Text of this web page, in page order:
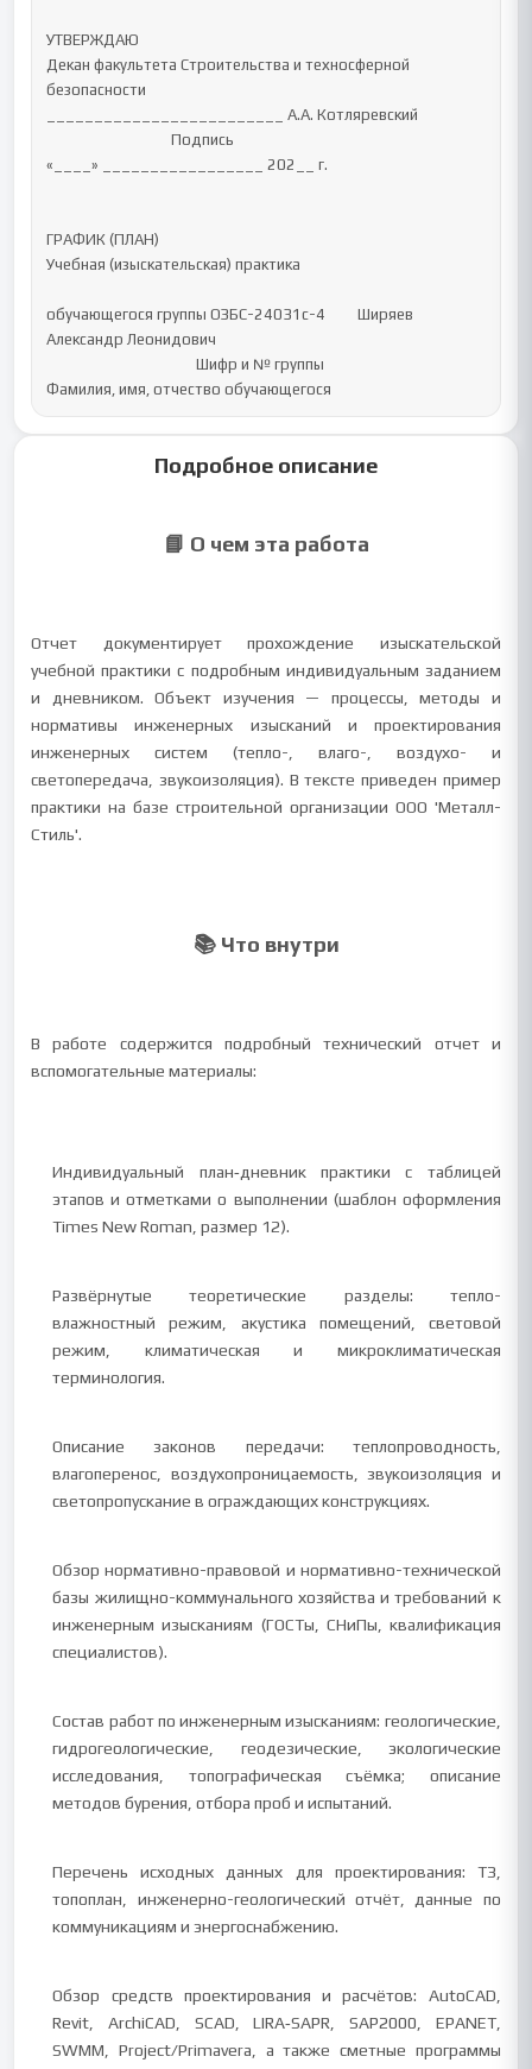
УТВЕРЖДАЮ
Декан факультета Строительства и техносферной
безопасности
_________________________ А.А. Котляревский
                                   Подпись
«____» _________________ 202__ г.
ГРАФИК (ПЛАН)
Учебная (изыскательская) практика
обучающегося группы ОЗБС-24031с-4         Ширяев
Александр Леонидович
                                          Шифр и № группы
Фамилия, имя, отчество обучающегося
Подробное описание
📘 О чем эта работа
Отчет документирует прохождение изыскательской
учебной практики с подробным индивидуальным заданием
и дневником. Объект изучения — процессы, методы и
нормативы инженерных изысканий и проектирования
инженерных систем (тепло-, влаго-, воздухо- и
светопередача, звукоизоляция). В тексте приведен пример
практики на базе строительной организации ООО 'Металл-
Стиль'.
📚 Что внутри
В работе содержится подробный технический отчет и
вспомогательные материалы:
Индивидуальный план‑дневник практики с таблицей
этапов и отметками о выполнении (шаблон оформления
Times New Roman, размер 12).
Развёрнутые теоретические разделы: тепло-
влажностный режим, акустика помещений, световой
режим, климатическая и микроклиматическая
терминология.
Описание законов передачи: теплопроводность,
влагоперенос, воздухопроницаемость, звукоизоляция и
светопропускание в ограждающих конструкциях.
Обзор нормативно-правовой и нормативно-технической
базы жилищно-коммунального хозяйства и требований к
инженерным изысканиям (ГОСТы, СНиПы, квалификация
специалистов).
Состав работ по инженерным изысканиям: геологические,
гидрогеологические, геодезические, экологические
исследования, топографическая съёмка; описание
методов бурения, отбора проб и испытаний.
Перечень исходных данных для проектирования: ТЗ,
топоплан, инженерно-геологический отчёт, данные по
коммуникациям и энергоснабжению.
Обзор средств проектирования и расчётов: AutoCAD,
Revit, ArchiCAD, SCAD, LIRA‑SAPR, SAP2000, EPANET,
SWMM, Project/Primavera, а также сметные программы